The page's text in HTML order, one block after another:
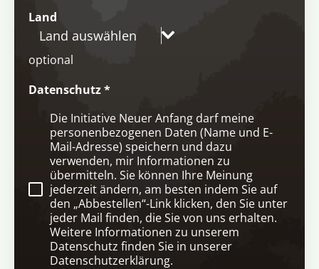
Land
Land auswählen
optional
Datenschutz*
Die Initiative Neuer Anfang darf meine
personenbezogenen Daten (Name und E-
Mail-Adresse) speichern und dazu
verwenden, mir Informationen zu
übermitteln. Sie können Ihre Meinung
jederzeit ändern, am besten indem Sie auf
den „Abbestellen“-Link klicken, den Sie unter
jeder Mail finden, die Sie von uns erhalten.
Weitere Informationen zu unserem
Datenschutz finden Sie in unserer
Datenschutzerklärung.